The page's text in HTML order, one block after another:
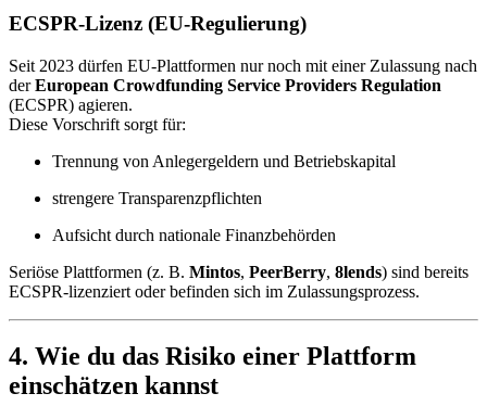
ECSPR-Lizenz (EU-Regulierung)
Seit 2023 dürfen EU-Plattformen nur noch mit einer Zulassung nach
derEuropean Crowdfunding Service Providers Regulation
(ECSPR) agieren.
Diese Vorschrift sorgt für:
Trennung von Anlegergeldern und Betriebskapital
strengere Transparenzpflichten
Aufsicht durch nationale Finanzbehörden
Seriöse Plattformen (z. B. Mintos, PeerBerry, 8lends) sind bereits
ECSPR-lizenziert oder befinden sich im Zulassungsprozess.
4. Wie du das Risiko einer Plattform
einschätzen kannst